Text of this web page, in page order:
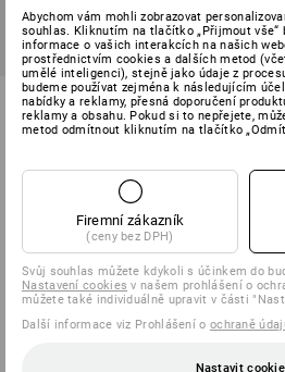
STONEKIT S1 Bezpečnostní
sandály Milano
od 1 533,07 Kč
(vč. DPH) od 20 pár
S1
od
Už jste si prohlédli 4 z
Abychom vám mohli zobrazovat
souhlas. Kliknutím na tlačítko „Přijmout vše“
informace o vašich interakcích na našich
prostřednictvím cookies a dalších metod
umělé inteligenci), stejně jako údaje z
budeme používat zejména k následujícím
nabídky a reklamy, přesná doporučení
reklamy a obsahu. Pokud si to nepřejete,
metod odmítnout kliknutím na tlačítko
Firemní zákazník
(ceny bez DPH)
Svůj souhlas můžete kdykoli s účinkem do
Nastavení cookies v našem prohlášení o
můžete také individuálně upravit v části
Další informace viz Prohlášení o ochraně
Nastavit